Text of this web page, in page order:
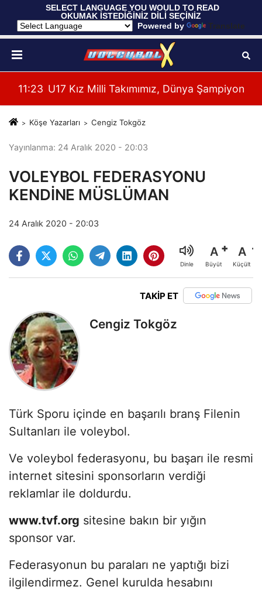
SELECT LANGUAGE YOU WOULD TO READ
OKUMAK İSTEDİĞİNİZ DİLİ SEÇİNİZ
Powered by
Translate
Galibiyetle Başladı
11:21 2026 Akdeniz Oyunları'ndaki Rakiplerimiz
Köşe Yazarları Cengiz Tokgöz
Yayınlanma: 24 Aralık 2020 - 20:03
VOLEYBOL FEDERASYONU
KENDİNE MÜSLÜMAN
24 Aralık 2020 - 20:03
Dinle
A
Büyüt
A
Küçült
TAKİP ET
Cengiz Tokgöz
Türk Sporu içinde en başarılı branş Filenin
Sultanları ile voleybol.
Ve voleybol federasyonu, bu başarı ile resmi
internet sitesini sponsorların verdiği
reklamlar ile doldurdu.
www.tvf.org sitesine bakın bir yığın
sponsor var.
Federasyonun bu paraları ne yaptığı bizi
ilgilendirmez. Genel kurulda hesabını